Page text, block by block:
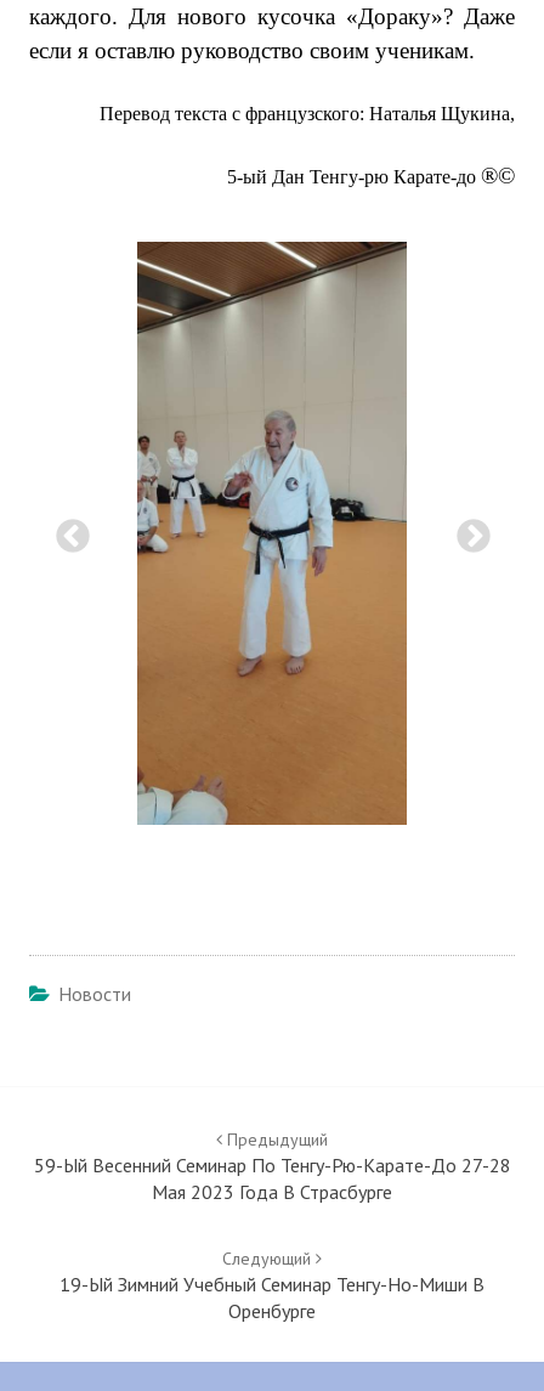
каждого. Для нового кусочка «Дораку»? Даже
если я оставлю руководство своим ученикам.
Перевод текста с французского: Наталья Щукина,
5-ый Дан Тенгу-рю Карате-до ®©
Новости
записям
Предыдущий
59-Ый Весенний Семинар По Тенгу-Рю-Карате-До 27-28
Мая 2023 Года В Страсбурге
Следующий
19-Ый Зимний Учебный Семинар Тенгу-Но-Миши В
Оренбурге